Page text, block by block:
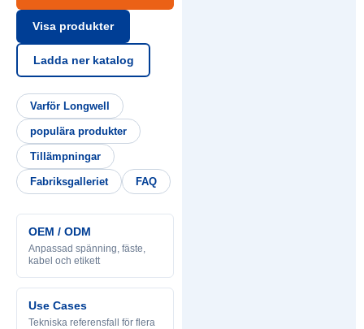
Visa produkter
Ladda ner katalog
Varför Longwell
populära produkter
Tillämpningar
Fabriksgalleriet FAQ
OEM / ODM
Anpassad spänning, fäste,
kabel och etikett
Use Cases
Tekniska referensfall för flera